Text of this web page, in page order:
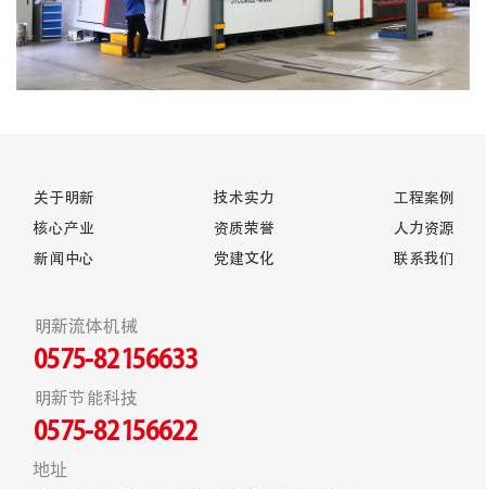
关于明新
核心产业
新闻中心
技术实力
资质荣誉
党建文化
工程案例
人力资源
联系我们
明新流体机械
0575-82156633
明新节能科技
0575-82156622
地址